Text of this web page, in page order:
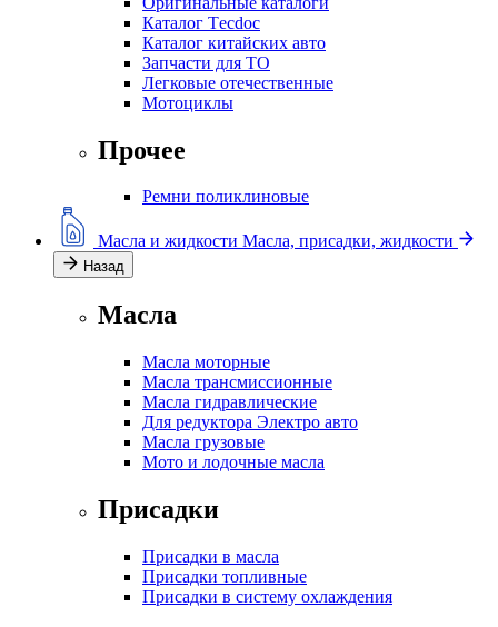
Каталог Тecdoc
Каталог китайских авто
Запчасти для ТО
Легковые отечественные
Мотоциклы
Прочее
Ремни поликлиновые
Масла и жидкости Масла, присадки, жидкости
Назад
Масла
Масла моторные
Масла трансмиссионные
Масла гидравлические
Для редуктора Электро авто
Масла грузовые
Мото и лодочные масла
Присадки
Присадки в масла
Присадки топливные
Присадки в систему охлаждения